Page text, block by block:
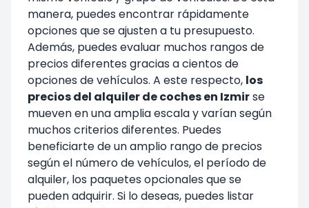
manera, puedes encontrar rápidamente
opciones que se ajusten a tu presupuesto.
Además, puedes evaluar muchos rangos de
precios diferentes gracias a cientos de
opciones de vehículos. A este respecto, los
precios del alquiler de coches en Izmirse
mueven en una amplia escala y varían según
muchos criterios diferentes. Puedes
beneficiarte de un amplio rango de precios
según el número de vehículos, el período de
alquiler, los paquetes opcionales que se
pueden adquirir. Si lo deseas, puedes listar